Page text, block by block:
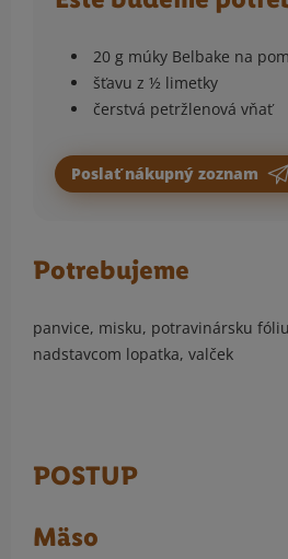
20 g múky Belbake na
šťavu z ½ limetky
čerstvá petržlenová vňať
Poslať nákupný zoznam
Potrebujeme
panvice, misku, potravinársku
nadstavcom lopatka, valček
POSTUP
Mäso